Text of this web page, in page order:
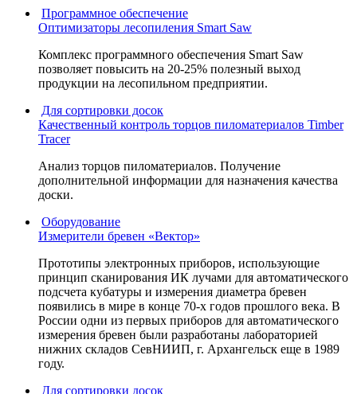
Программное обеспечение
Оптимизаторы лесопиления Smart Saw
Комплекс программного обеспечения Smart Saw
позволяет повысить на 20-25% полезный выход
продукции на лесопильном предприятии.
Для сортировки досок
Качественный контроль торцов пиломатериалов Timber
Tracer
Анализ торцов пиломатериалов. Получение
дополнительной информации для назначения качества
доски.
Оборудование
Измерители бревен «Вектор»
Прототипы электронных приборов, использующие
принцип сканирования ИК лучами для автоматического
подсчета кубатуры и измерения диаметра бревен
появились в мире в конце 70-х годов прошлого века. В
России одни из первых приборов для автоматического
измерения бревен были разработаны лабораторией
нижних складов СевНИИП, г. Архангельск еще в 1989
году.
Для сортировки досок